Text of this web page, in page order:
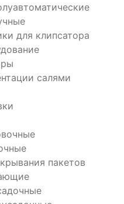
для клипсатора
салями
пакетов